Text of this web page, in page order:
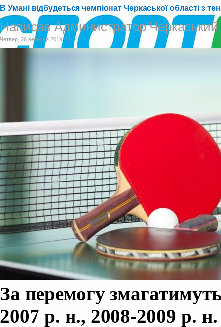
В Умані відбудеться чемпіонат Черкаської області з
Написав Администратор
Четвер, 26 вересня 2019, 11:14
За перемогу
2007 р. н., 2008-2009 р.